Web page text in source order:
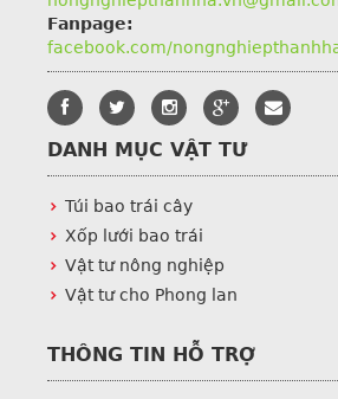
Fanpage:
facebook.com/
DANH MỤC VẬT TƯ
Túi bao trái cây
Xốp lưới bao trái
Vật tư nông nghiệp
Vật tư cho Phong lan
THÔNG TIN HỖ TRỢ